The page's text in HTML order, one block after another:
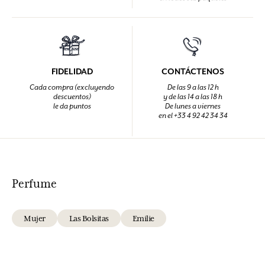
FIDELIDAD
Cada compra (excluyendo
descuentos)
le da puntos
CONTÁCTENOS
De las 9 a las 12 h
y de las 14 a las 18 h
De lunes a viernes
en el +33 4 92 42 34 34
Perfume
Mujer Las Bolsitas Emilie